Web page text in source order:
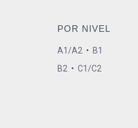
POR NIVEL
A1/A2 • B1
B2 • C1/C2